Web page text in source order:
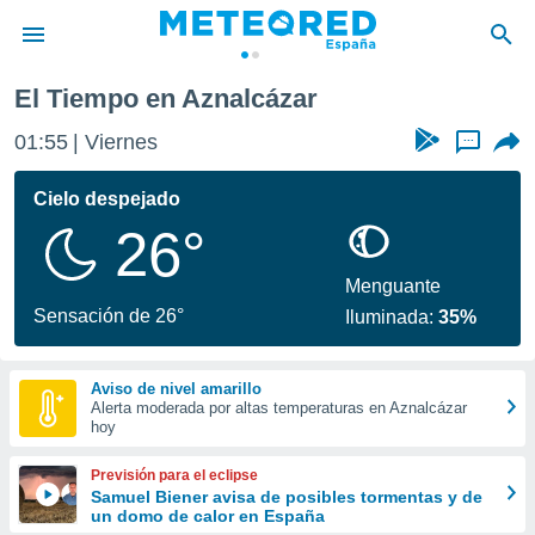
de
por
se
calidad.
a este
las
y
forma
digital
basada
El Tiempo en Aznalcázar
01:55 Viernes ...
Cielo despejado
26°
Sensación de 26°
Menguante
Iluminada:35%
Aviso de nivel amarillo
Alerta moderada por altas temperaturas en Aznalcázar
hoy
Previsión para el eclipse
Samuel Biener avisa de posibles tormentas y de
un domo de calor en España